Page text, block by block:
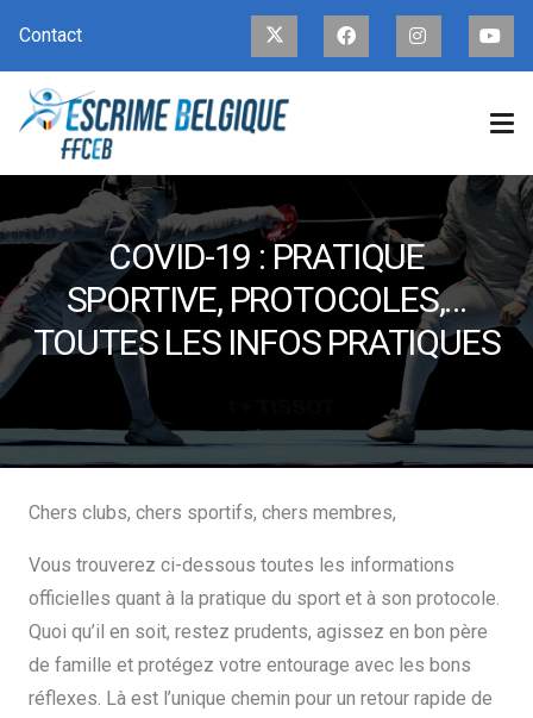
Contact
COVID-19 : PRATIQUE
SPORTIVE, PROTOCOLES,…
TOUTES LES INFOS PRATIQUES
Chers clubs, chers sportifs, chers membres,
Vous trouverez ci-dessous toutes les informations
officielles quant à la pratique du sport et à son protocole.
Quoi qu’il en soit, restez prudents, agissez en bon père
de famille et protégez votre entourage avec les bons
réflexes. Là est l’unique chemin pour un retour rapide de